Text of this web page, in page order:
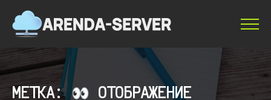
МЕТКА: 👀 ОТОБРАЖЕНИЕ